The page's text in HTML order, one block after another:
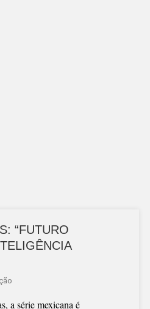
“FUTURO
a série mexicana é